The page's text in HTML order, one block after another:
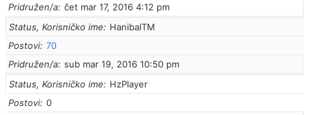
Pridružen/a čet mar 17, 2016 4:12 pm
Status, Korisničko ime
HanibalTM
Postovi 70
Pridružen/a sub mar 19, 2016 10:50 pm
Status, Korisničko ime
HzPlayer
Postovi 0